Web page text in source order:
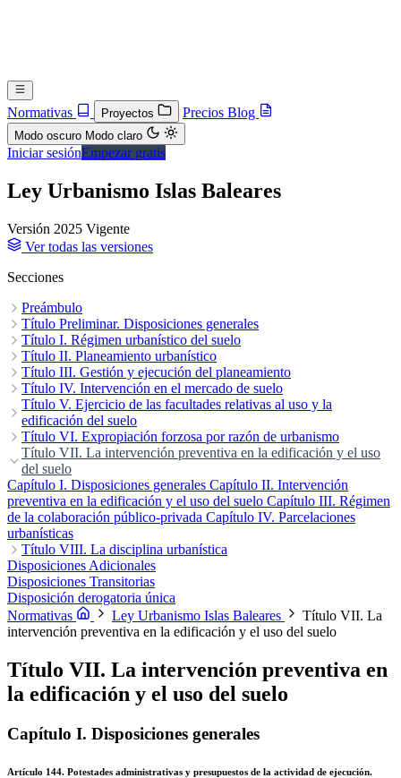
Normativas Proyectos Precios Blog
Modo oscuro Modo claro
Iniciar sesiónEmpezar gratis
Ley Urbanismo Islas Baleares
Versión 2025 Vigente
Ver todas las versiones
Secciones
Preámbulo
Exposición de motivos
Título Preliminar. Disposiciones generales
Capítulo I. Principios generales y finalidades específicas
Competencias administrativas
Título I. Régimen urbanístico del suelo
Capítulo I. Clasificación del sueloCapítulo II. Conceptos generales
Capítulo III. Derechos y deberes de la propiedad
Título II. Planeamiento urbanístico
Capítulo I. InstrumentosCapítulo II. Formación y aprobación de los
instrumentos de planeamiento urbanísticoCapítulo III. Vigencia,
modificación y revisión del planeamiento urbanístico Capítulo IV.
Efectos de la aprobación de los planes
aplicación directa
Título III. Gestión y ejecución del planeamiento
Capítulo I. Disposiciones generalesCapítulo II. Sistemas de
actuaciónCapítulo III. Sistema de reparcelaciónCapítulo IV.
Sistema de expropiación
Convenios urbanísticos
Título IV. Intervención en el mercado de suelo
Capítulo I. Patrimonio público de sueloCapítulo II. Derecho de
superficieCapítulo III. Derechos de tanteo y retracto
Título V. Ejercicio de las facultades relativas al uso y la
edificación del suelo
Capítulo I. Obligación de urbanizar y de edificar y consecuencias
del no ejercicio en plazo del derecho a edificarCapítulo II. Obras y
construcciones
regeneración urbanas
Título VI. Expropiación forzosa por razón de urbanismo
Capítulo I. Supuestos y procedimientosCapítulo II. Ocupación y
adquisición de las fincas
ministerio de la leyCapítulo IV. Comisión de Valoraciones de
Expropiación de las Illes Balears
Título VII. La intervención preventiva en la edificación y el uso
del suelo
Capítulo I. Disposiciones generales Capítulo II. Intervención
preventiva en la edificación y el uso del suelo Capítulo III. Régimen
de la colaboración público-privada Capítulo IV. Parcelaciones
urbanísticas
Título VIII. La disciplina urbanística
Capítulo I. La inspección urbanística
urbanísticasCapítulo III. Sanciones por infracción urbanística
Capítulo IV. Las licencias u órdenes de ejecución incompatibles con
la ordenación urbanísticaCapítulo V. Procedimientos en materia de
disciplina urbanística
Disposiciones Adicionales
Disposiciones Transitorias
Disposición derogatoria única
Normativas
Ley Urbanismo Islas Baleares
Título VII. La
intervención preventiva en la edificación y el uso del suelo
Título VII. La intervención preventiva en
la edificación y el uso del suelo
Capítulo I. Disposiciones generales
Artículo 144. Potestades administrativas y presupuestos de la actividad de ejecución.